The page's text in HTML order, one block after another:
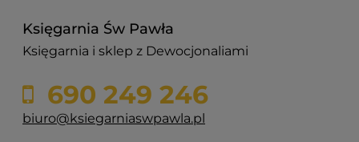
Księgarnia Św Pawła
Księgarnia i sklep z Dewocjonaliami
690 249 246
biuro@ksiegarniaswpawla.pl